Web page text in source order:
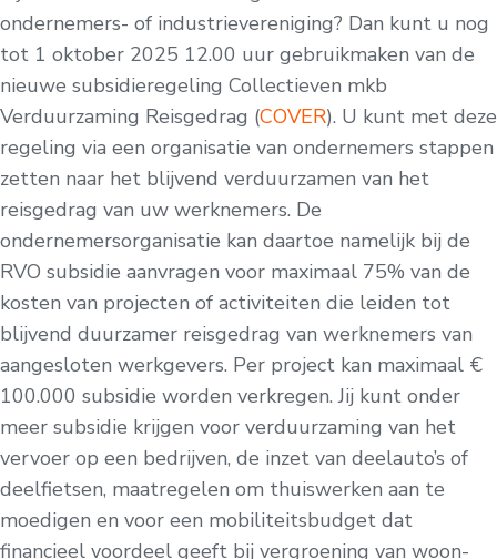
ondernemers- of industrievereniging? Dan kunt u nog
tot 1 oktober 2025 12.00 uur gebruikmaken van de
nieuwe subsidieregeling Collectieven mkb
Verduurzaming Reisgedrag (COVER). U kunt met deze
regeling via een organisatie van ondernemers stappen
zetten naar het blijvend verduurzamen van het
reisgedrag van uw werknemers. De
ondernemersorganisatie kan daartoe namelijk bij de
RVO subsidie aanvragen voor maximaal 75% van de
kosten van projecten of activiteiten die leiden tot
blijvend duurzamer reisgedrag van werknemers van
aangesloten werkgevers. Per project kan maximaal €
100.000 subsidie worden verkregen. Jij kunt onder
meer subsidie krijgen voor verduurzaming van het
vervoer op een bedrijven, de inzet van deelauto’s of
deelfietsen, maatregelen om thuiswerken aan te
moedigen en voor een mobiliteitsbudget dat
financieel voordeel geeft bij vergroening van woon-